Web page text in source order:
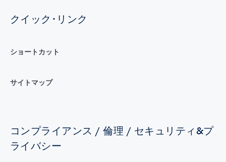
クイック･リンク
ショートカット
サイトマップ
コンプライアンス / 倫理 / セキュリティ&プ
ライバシー